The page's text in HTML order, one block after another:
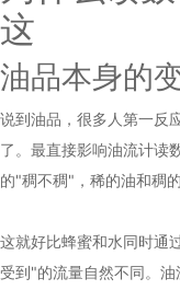
这
油品本身的
说到油品，很多人第一反
了。最直接影响油流计读
的"稠不稠"，稀的油和稠
这就好比蜂蜜和水同时通
受到"的流量自然不同。